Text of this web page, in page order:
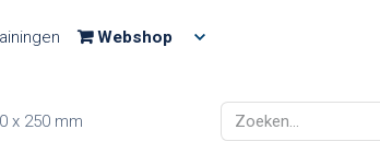
Webshop
x 250 mm